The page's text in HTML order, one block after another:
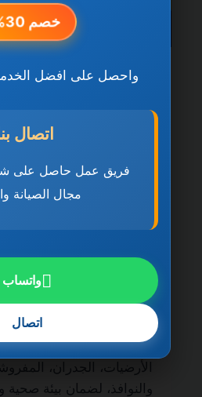
خدمات راس الخيمة
شركة تنظيف
مدى الحياة
ضمان مدى الحياة من أهم
عنها أصحاب الفلل
على نظافة المكان وجودته.
لا يقتصر على المظهر
الأرضيات، الجدران،
والنوافذ، لضمان بيئة
خصم 30%
واحصل على افضل الخدمات
اتصال
فريق عمل حاصل على
مجال الصيانة
واتساب
اتصال